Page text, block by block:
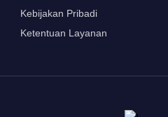
Kebijakan Pribadi
Ketentuan Layanan